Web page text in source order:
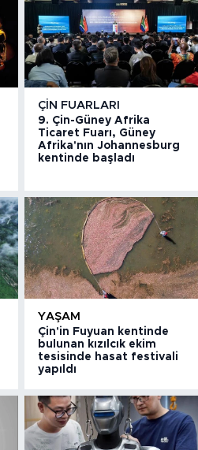
ÇIN FUARLARI
9. Çin-Güney Afrika
Ticaret Fuarı, Güney
Afrika'nın Johannesburg
kentinde başladı
YAŞAM
Çin'in Fuyuan kentinde
bulunan kızılcık ekim
tesisinde hasat festivali
yapıldı